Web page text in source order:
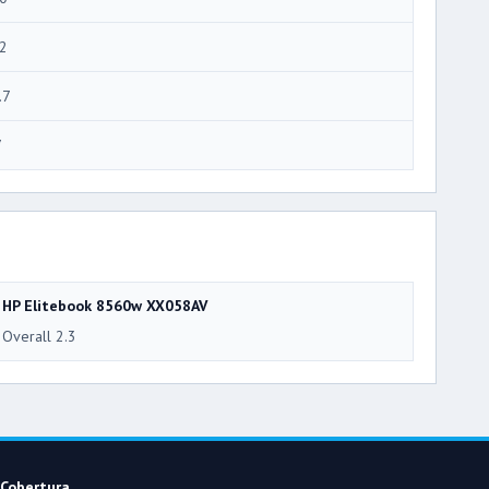
HP Elitebook 8560w XX058AV
Overall 2.3